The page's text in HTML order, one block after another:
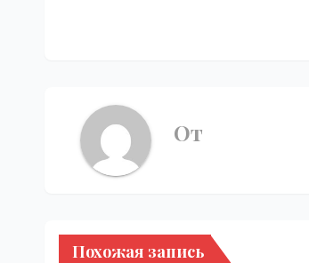
От
Похожая запись